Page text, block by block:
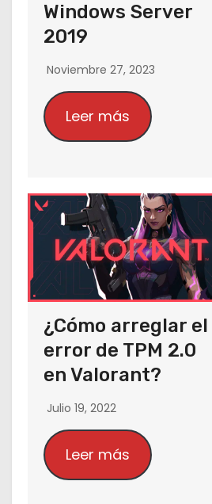
Windows Server
2019
Noviembre 27, 2023
Leer más
¿Cómo arreglar el
error de TPM 2.0
en Valorant?
Julio 19, 2022
Leer más